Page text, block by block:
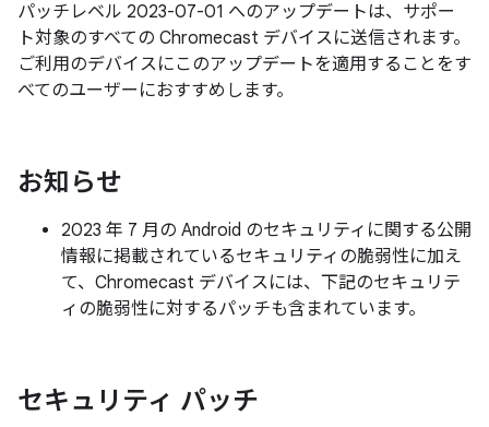
パッチレベル 2023-07-01 へのアップデートは、サポー
ト対象のすべての Chromecast デバイスに送信されます。
ご利用のデバイスにこのアップデートを適用することをす
べてのユーザーにおすすめします。
お知らせ
2023 年 7 月の Android のセキュリティに関する公開
情報に掲載されているセキュリティの脆弱性に加え
て、Chromecast デバイスには、下記のセキュリテ
ィの脆弱性に対するパッチも含まれています。
セキュリティ パッチ